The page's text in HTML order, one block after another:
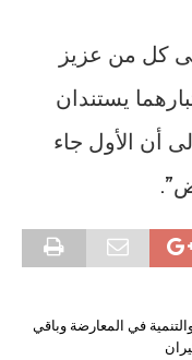
كل من عزيز
يستندان
أن الأول جاء
في المعارضة وباقي